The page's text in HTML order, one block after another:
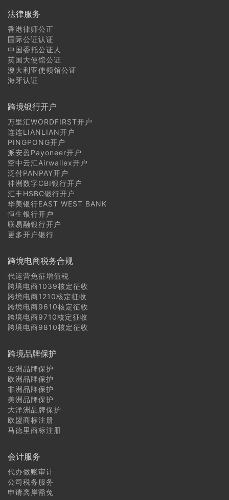
法律服务
香港律师公正
国际公证认证
中国委托公证人
英国大使馆公证
澳大利亚使领馆公证
海牙认证
跨境银行开户
万里汇WORDFIRST开户
连连LIANLIAN开户
PINGPONG开户
派安盈Payoneer开户
空中云汇Airwallex开户
泛付PANPAY开户
神洲数字CBI银行开户
汇丰HSBC银行开户
华美银行EAST WEST BANK
恒生银行开户
联易融银行开户
更多开户银行
跨境电商税务合规
代运营免征增值税
跨境电商1039核定征收
跨境电商1210核定征收
跨境电商9610核定征收
跨境电商9710核定征收
跨境电商9810核定征收
跨境品牌保护
亚洲品牌保护
欧洲品牌保护
非洲品牌保护
美洲品牌保护
大洋洲品牌保护
欧盟商标注册
马德里商标注册
会计服务
代办做账审计
公司税务服务
申请离岸豁免